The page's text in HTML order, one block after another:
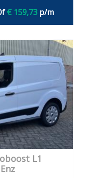
€ 159,73p/m
L1